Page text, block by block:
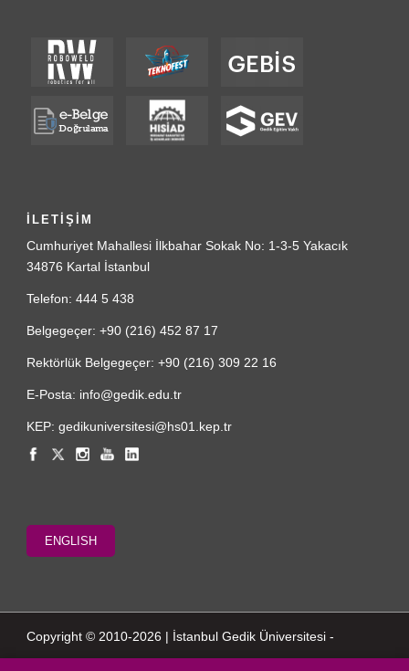
İLETİŞİM
Cumhuriyet Mahallesi İlkbahar Sokak No: 1-3-5 Yakacık
34876 Kartal İstanbul
Telefon: 444 5 438
Belgegeçer: +90 (216) 452 87 17
Rektörlük Belgegeçer: +90 (216) 309 22 16
E-Posta: info@gedik.edu.tr
KEP: gedikuniversitesi@hs01.kep.tr
ENGLISH
Copyright © 2010-2026 | İstanbul Gedik Üniversitesi -